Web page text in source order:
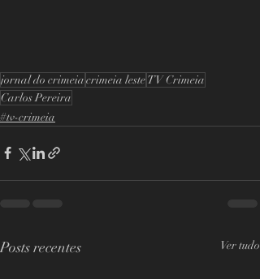
jornal do crimeiacrimeia lesteTV Crimeia
Carlos Pereira
#tv-crimeia
Posts recentes Ver tudo